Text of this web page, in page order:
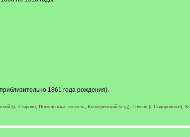
1861 года рождения).
(д. Старово, Погощенская волость, Кологривский уезд), Гнусин (с.Сидоровское),